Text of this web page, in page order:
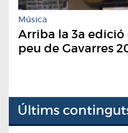
Música
Arriba la 3a
peu de Gavarres
Últims